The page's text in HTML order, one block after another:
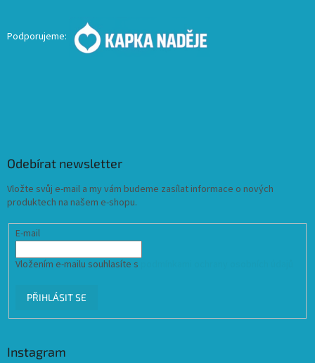
Podporujeme:
Odebírat newsletter
Vložte svůj e-mail a my vám budeme zasílat informace o nových
produktech na našem e-shopu.
E-mail
Vložením e-mailu souhlasíte s
PŘIHLÁSIT SE
Instagram